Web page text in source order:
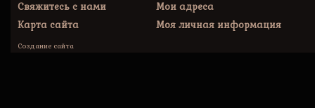
Свяжитесь с нами
Карта сайта
Мои адреса
Моя личная информация
Создание сайта